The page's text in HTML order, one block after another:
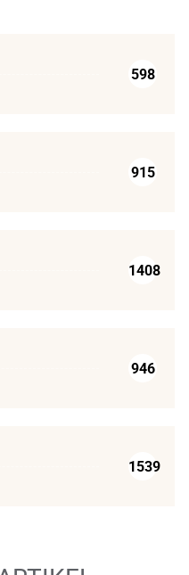
598
915
1408
946
1539